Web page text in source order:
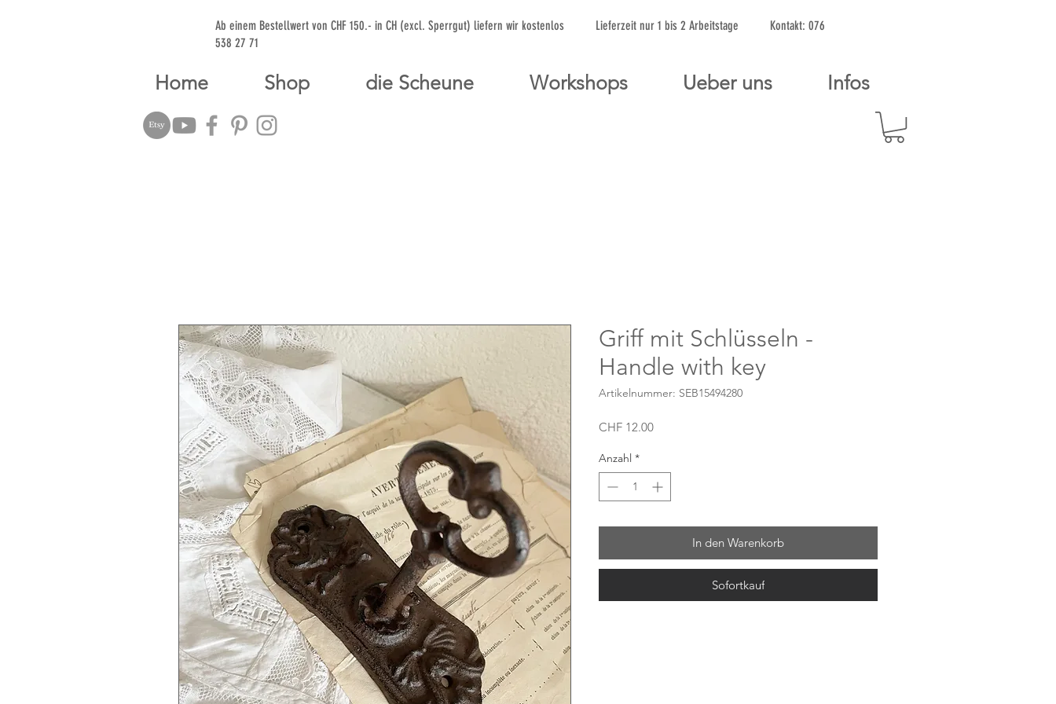
Ab einem Bestellwert von CHF 150.- in CH (excl. Sperrgut) liefern wir kostenlos Lieferzeit nur 1 bis 2 Arbeitstage Kontakt: 076
538 27 71
Home Shop die Scheune Workshops Ueber uns Infos
Griff mit Schlüsseln -
Handle with key
Artikelnummer: SEB15494280
CHF 12.00Preis
Anzahl *
In den Warenkorb
Sofortkauf